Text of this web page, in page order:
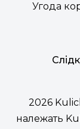
Угода
2026
належать